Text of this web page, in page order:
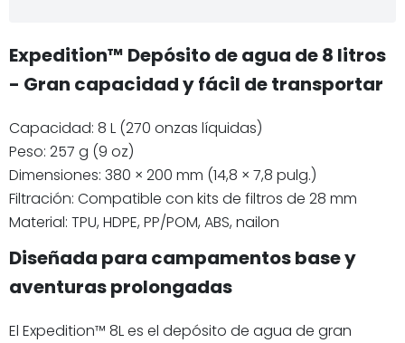
Expedition™ Depósito de agua de 8 litros
- Gran capacidad y fácil de transportar
Capacidad: 8 L (270 onzas líquidas)
Peso: 257 g (9 oz)
Dimensiones: 380 × 200 mm (14,8 × 7,8 pulg.)
Filtración: Compatible con kits de filtros de 28 mm
Material: TPU, HDPE, PP/POM, ABS, nailon
Diseñada para campamentos base y
aventuras prolongadas
El Expedition™ 8L es el depósito de agua de gran